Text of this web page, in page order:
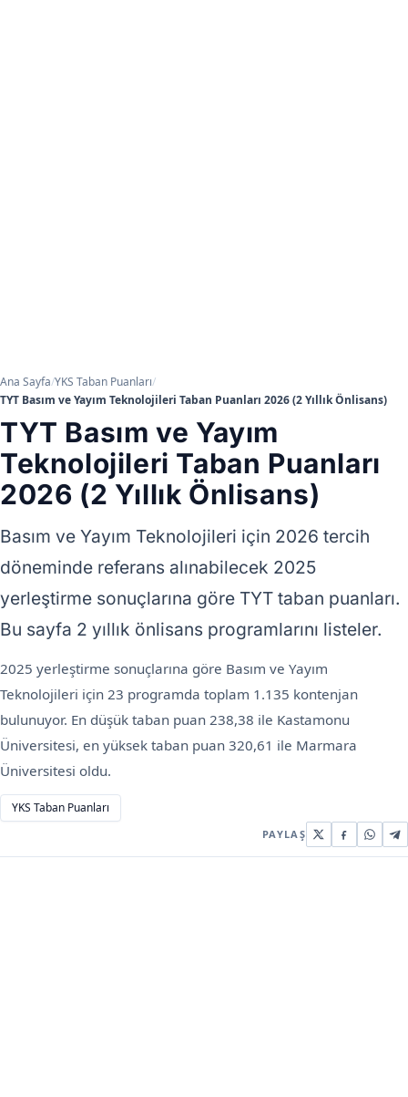
Ana Sayfa/YKS Taban Puanları/
TYT Basım ve Yayım Teknolojileri Taban Puanları 2026 (2 Yıllık Önlisans)
TYT Basım ve Yayım
Teknolojileri Taban Puanları
2026 (2 Yıllık Önlisans)
Basım ve Yayım Teknolojileri için 2026 tercih
döneminde referans alınabilecek 2025
yerleştirme sonuçlarına göre TYT taban puanları.
Bu sayfa 2 yıllık önlisans programlarını listeler.
2025 yerleştirme sonuçlarına göre Basım ve Yayım
Teknolojileri için 23 programda toplam 1.135 kontenjan
bulunuyor. En düşük taban puan 238,38 ile Kastamonu
Üniversitesi, en yüksek taban puan 320,61 ile Marmara
Üniversitesi oldu.
YKS Taban Puanları
PAYLAŞ